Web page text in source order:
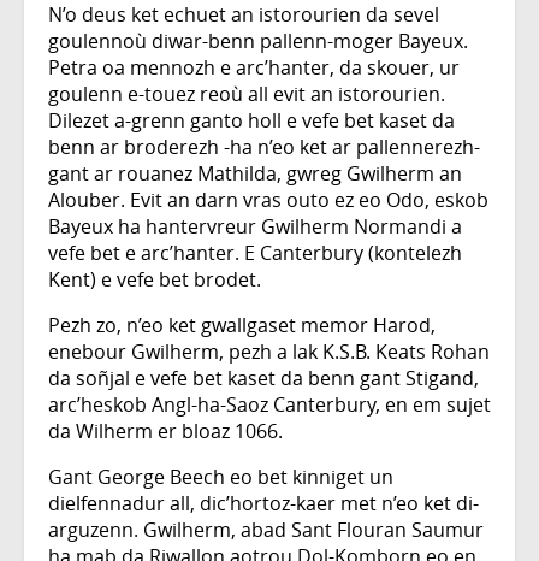
N’o deus ket echuet an istorourien da sevel
goulennoù diwar-benn pallenn-moger Bayeux.
Petra oa mennozh e arc’hanter, da skouer, ur
goulenn e-touez reoù all evit an istorourien.
Dilezet a-grenn ganto holl e vefe bet kaset da
benn ar broderezh -ha n’eo ket ar pallennerezh-
gant ar rouanez Mathilda, gwreg Gwilherm an
Alouber. Evit an darn vras outo ez eo Odo, eskob
Bayeux ha hantervreur Gwilherm Normandi a
vefe bet e arc’hanter. E Canterbury (kontelezh
Kent) e vefe bet brodet.
Pezh zo, n’eo ket gwallgaset memor Harod,
enebour Gwilherm, pezh a lak K.S.B. Keats Rohan
da soñjal e vefe bet kaset da benn gant Stigand,
arc’heskob Angl-ha-Saoz Canterbury, en em sujet
da Wilherm er bloaz 1066.
Gant George Beech eo bet kinniget un
dielfennadur all, dic’hortoz-kaer met n’eo ket di-
arguzenn. Gwilherm, abad Sant Flouran Saumur